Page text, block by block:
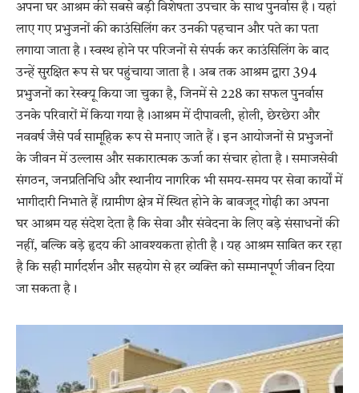
अपना घर आश्रम की सबसे बड़ी विशेषता उपचार के साथ पुनर्वास है। यहां
लाए गए प्रभुजनों की काउंसिलिंग कर उनकी पहचान और पते का पता
लगाया जाता है। स्वस्थ होने पर परिजनों से संपर्क कर काउंसिलिंग के बाद
उन्हें सुरक्षित रूप से घर पहुंचाया जाता है। अब तक आश्रम द्वारा 394
प्रभुजनों का रेस्क्यू किया जा चुका है, जिनमें से 228 का सफल पुनर्वास
उनके परिवारों में किया गया है।आश्रम में दीपावली, होली, छेरछेरा और
नववर्ष जैसे पर्व सामूहिक रूप से मनाए जाते हैं। इन आयोजनों से प्रभुजनों
के जीवन में उल्लास और सकारात्मक ऊर्जा का संचार होता है। समाजसेवी
संगठन, जनप्रतिनिधि और स्थानीय नागरिक भी समय-समय पर सेवा कार्यों में
भागीदारी निभाते हैं।ग्रामीण क्षेत्र में स्थित होने के बावजूद गोढ़ी का अपना
घर आश्रम यह संदेश देता है कि सेवा और संवेदना के लिए बड़े संसाधनों की
नहीं, बल्कि बड़े हृदय की आवश्यकता होती है। यह आश्रम साबित कर रहा
है कि सही मार्गदर्शन और सहयोग से हर व्यक्ति को सम्मानपूर्ण जीवन दिया
जा सकता है।